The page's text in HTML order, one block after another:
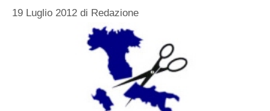
19 Luglio 2012 di Redazione